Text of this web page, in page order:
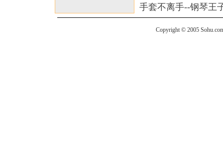
手套不离手--钢琴王
Copyright © 2005